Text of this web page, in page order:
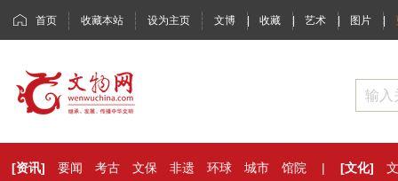
首页 收藏本站 设为主页 文博 | 收藏 | 艺术 | 图片 |
[资讯] 要闻 考古 文保 非遗 环球 城市 馆院 | [文化]